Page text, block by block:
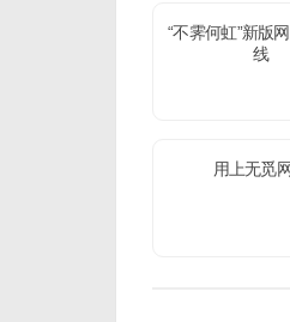
“不霁何虹”新版
线
用上无觅